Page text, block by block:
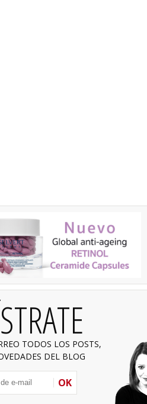
TODOS LOS POSTS,
DEL BLOG
OK